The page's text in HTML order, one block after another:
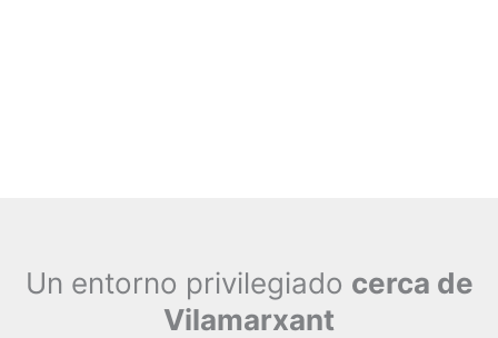
Un entorno privilegiado cerca de
Vilamarxant